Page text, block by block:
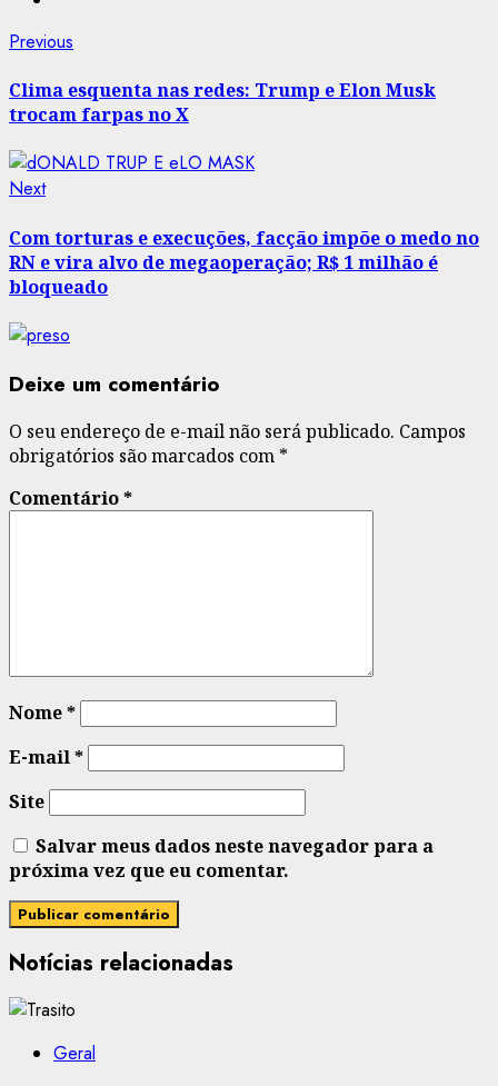
Post
navigation
Previous
Clima esquenta nas redes: Trump e Elon Musk
trocam farpas no X
NextNext
Com torturas e execuções, facção impõe o medo no
RN e vira alvo de megaoperação; R$ 1 milhão é
bloqueado
Deixe um comentário
O seu endereço de e-mail não será publicado. Campos
obrigatórios são marcados com *
Comentário*
Nome*
E-mail*
Site
Salvar meus dados neste navegador para a
próxima vez que eu comentar.
Notícias relacionadas
Geral